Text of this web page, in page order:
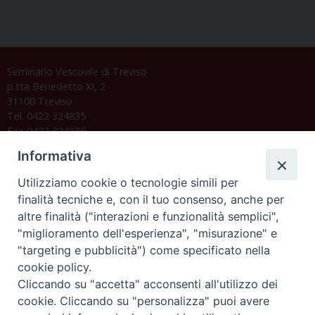
Seminario Vescovile di Treviso
p.tta Benedetto XI, 2
31100 Treviso
Tel. 0422 324835
Fax 0422 324836
C.F. 94004060268
Orario di segreteria
Lunedì 17.30-19.30
Martedì 17.30-19.30
Mercoledì 17.30-19.30
Giovedì 17.30-19.30
Informativa
Utilizziamo cookie o tecnologie simili per
finalità tecniche e, con il tuo consenso, anche per
altre finalità ("interazioni e funzionalità semplici",
"miglioramento dell'esperienza", "misurazione" e
"targeting e pubblicità") come specificato nella
cookie policy.
Cliccando su "accetta" acconsenti all'utilizzo dei
cookie. Cliccando su "personalizza" puoi avere